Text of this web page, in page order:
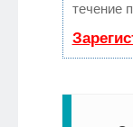
течение